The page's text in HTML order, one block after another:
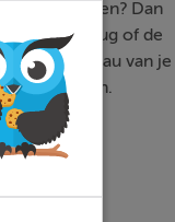
wegwerken? Dan
klas terug of de
het niveau van je
stappen.